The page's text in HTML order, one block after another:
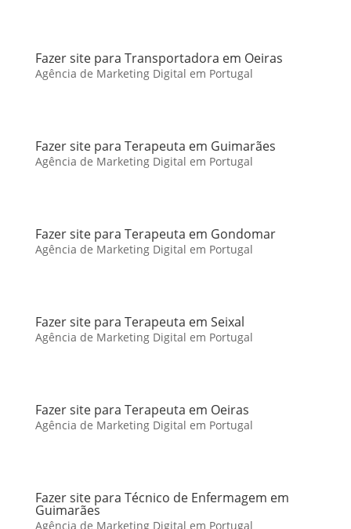
Fazer site para Transportadora em Oeiras
Agência de Marketing Digital em Portugal
Fazer site para Terapeuta em Guimarães
Agência de Marketing Digital em Portugal
Fazer site para Terapeuta em Gondomar
Agência de Marketing Digital em Portugal
Fazer site para Terapeuta em Seixal
Agência de Marketing Digital em Portugal
Fazer site para Terapeuta em Oeiras
Agência de Marketing Digital em Portugal
Fazer site para Técnico de Enfermagem em
Guimarães
Agência de Marketing Digital em Portugal